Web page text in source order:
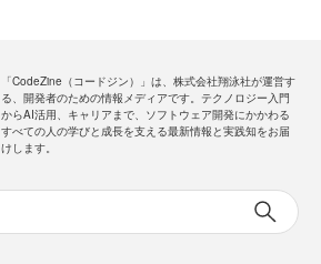
「CodeZine（コードジン）」は、株式会社翔泳社が運営す
る、開発者のための情報メディアです。テクノロジー入門
からAI活用、キャリアまで、ソフトウェア開発にかかわる
すべての人の学びと成長を支える最新情報と実践知をお届
けします。